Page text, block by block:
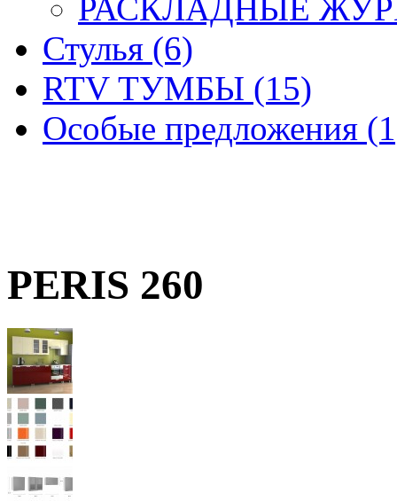
РАСКЛАДНЫЕ
Стулья (6)
RTV ТУМБЫ (15)
Особые предложения
PERIS 260